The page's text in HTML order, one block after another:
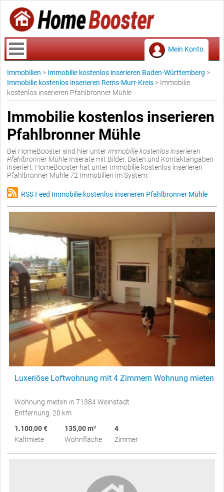
Mein Konto
Immobilien > Immobilie kostenlos inserieren Baden-Württemberg >
Immobilie kostenlos inserieren Rems-Murr-Kreis > Immobilie
kostenlos inserieren Pfahlbronner Mühle
Immobilie kostenlos inserieren
Pfahlbronner Mühle
Bei HomeBooster sind hier unter Immobilie kostenlos inserieren
Pfahlbronner Mühle Inserate mit Bilder, Daten und Kontaktangaben
inseriert. HomeBooster hat unter Immobilie kostenlos inserieren
Pfahlbronner Mühle 72 Immobilien im System.
RSS Feed Immobilie kostenlos inserieren Pfahlbronner Mühle
Luxeriöse Loftwohnung mit 4 Zimmern Wohnung mieten
Wohnung mieten in 71384 Weinstadt
Entfernung: 20 km
1.100,00 €
Kaltmiete
135,00 m²
Wohnfläche
4
Zimmer